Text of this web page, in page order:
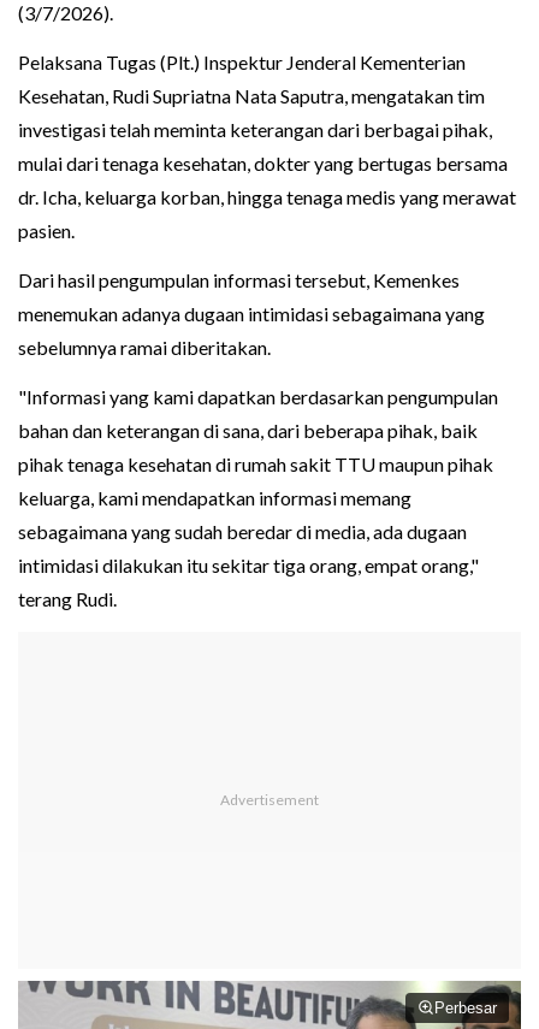
(3/7/2026).
Pelaksana Tugas (Plt.) Inspektur Jenderal Kementerian
Kesehatan, Rudi Supriatna Nata Saputra, mengatakan tim
investigasi telah meminta keterangan dari berbagai pihak,
mulai dari tenaga kesehatan, dokter yang bertugas bersama
dr. Icha, keluarga korban, hingga tenaga medis yang merawat
pasien.
Dari hasil pengumpulan informasi tersebut, Kemenkes
menemukan adanya dugaan intimidasi sebagaimana yang
sebelumnya ramai diberitakan.
"Informasi yang kami dapatkan berdasarkan pengumpulan
bahan dan keterangan di sana, dari beberapa pihak, baik
pihak tenaga kesehatan di rumah sakit TTU maupun pihak
keluarga, kami mendapatkan informasi memang
sebagaimana yang sudah beredar di media, ada dugaan
intimidasi dilakukan itu sekitar tiga orang, empat orang,"
terang Rudi.
Perbesar